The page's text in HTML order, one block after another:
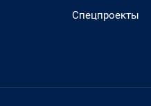
Спецпроекты